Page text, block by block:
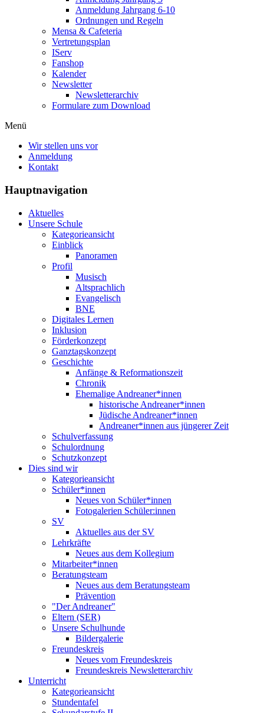
Anmeldung Jahrgang 6-10
Ordnungen und Regeln
Mensa & Cafeteria
Vertretungsplan
IServ
Fanshop
Kalender
Newsletter
Newsletterarchiv
Formulare zum Download
Menü
Wir stellen uns vor
Anmeldung
Kontakt
Hauptnavigation
Aktuelles
Unsere Schule
Kategorieansicht
Einblick
Panoramen
Profil
Musisch
Altsprachlich
Evangelisch
BNE
Digitales Lernen
Inklusion
Förderkonzept
Ganztagskonzept
Geschichte
Anfänge & Reformationszeit
Chronik
Ehemalige Andreaner*innen
historische Andreaner*innen
Jüdische Andreaner*innen
Andreaner*innen aus jüngerer Zeit
Schulverfassung
Schulordnung
Schutzkonzept
Dies sind wir
Kategorieansicht
Schüler*innen
Neues von Schüler*innen
Fotogalerien Schüler:innen
SV
Aktuelles aus der SV
Lehrkräfte
Neues aus dem Kollegium
Mitarbeiter*innen
Beratungsteam
Neues aus dem Beratungsteam
Prävention
"Der Andreaner"
Eltern (SER)
Unsere Schulhunde
Bildergalerie
Freundeskreis
Neues vom Freundeskreis
Freundeskreis Newsletterarchiv
Unterricht
Kategorieansicht
Stundentafel